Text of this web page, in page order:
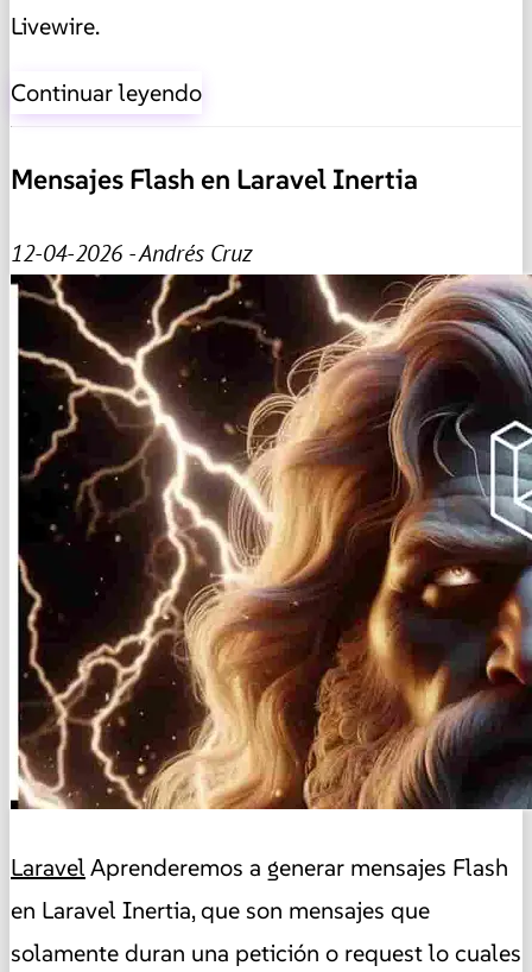
Livewire.
Continuar leyendo
Mensajes Flash en Laravel Inertia
12-04-2026 - Andrés Cruz
LaravelAprenderemos a generar mensajes Flash
en Laravel Inertia, que son mensajes que
solamente duran una petición o request lo cuales